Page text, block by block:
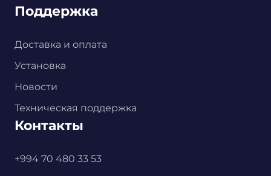
Поддержка
Доставка и оплата
Установка
Новости
Техническая поддержка
Контакты
+994 70 480 33 53